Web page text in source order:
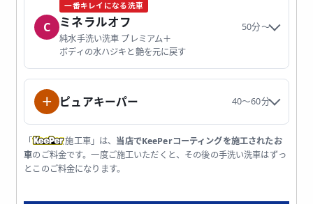
C
一番キレイになる洗車
ミネラルオフ
純水手洗い洗車 プレミアム＋
ボディの水ハジキと艶を元に戻す
50分〜
＋ ピュアキーパー 40〜60分
「 施工車」は、 当店でKeePerコーティングを施工されたお
車のご料金です。一度ご施工いただくと、その後の手洗い洗車はずっ
とこのご料金になります。